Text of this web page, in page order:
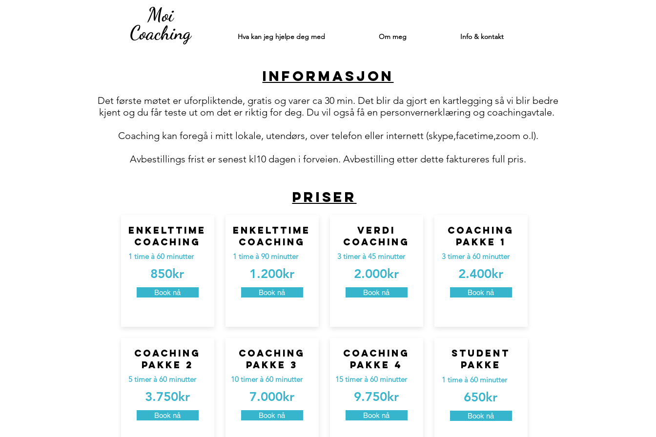
Moi
Coaching
Hva kan jeg hjelpe deg med Om meg Info & kontakt
Informasjon
Det første møtet er uforpliktende, gratis og varer ca 30 min. Det blir da gjort en kartlegging så vi blir bedre
kjent og du får teste ut om det er riktig for deg. Du vil også få en personvernerklæring og coachingavtale.
Coaching kan foregå i mitt lokale, utendørs, over telefon eller internett (skype,facetime,zoom o.l).
Avbestillings frist er senest kl10 dagen i forveien. Avbestilling etter dette faktureres full pris.
Priser
Enkelttime
coaching
1 time à 60 minutter
850kr
Book nå
coaching
pakke 2
5 timer à 60 minutter
3.750kr
Book nå
Enkelttime
coaching
1 time à 90 minutter
1.200kr
Book nå
coaching
pakke 3
10 timer à 60 minutter
7.000kr
Book nå
verdi
coaching
3 timer à 45 minutter
2.000kr
Book nå
coaching
pakke 4
15 timer à 60 minutter
9.750kr
Book nå
coaching
pakke 1
3 timer à 60 minutter
2.400kr
Book nå
STudent
pakke
1 time à 60 minutter
650kr
Book nå